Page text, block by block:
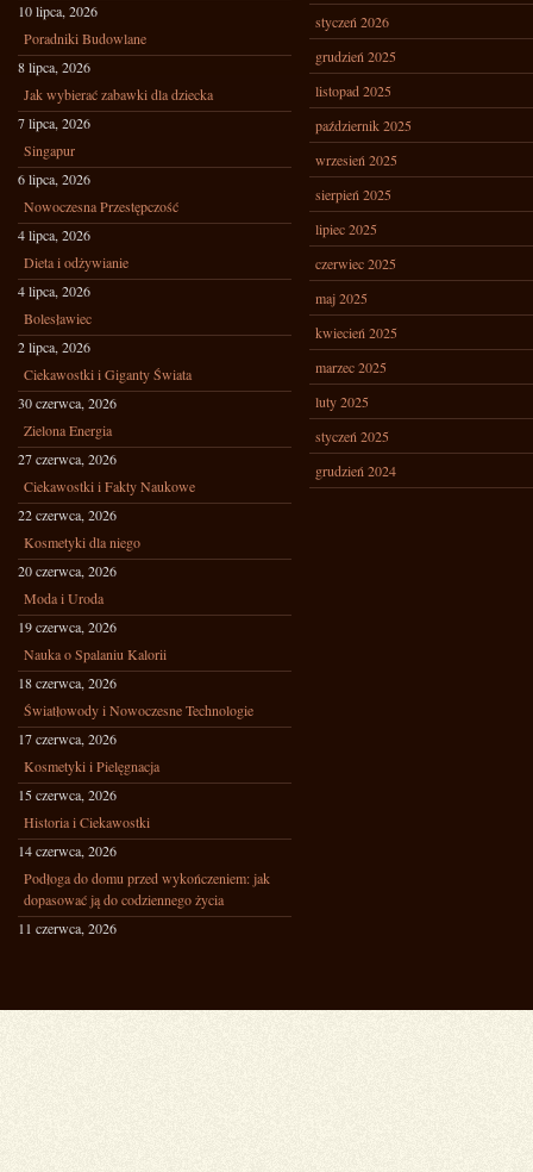
10 lipca, 2026
Poradniki Budowlane
8 lipca, 2026
Jak wybierać zabawki dla dziecka
7 lipca, 2026
Singapur
6 lipca, 2026
Nowoczesna Przestępczość
4 lipca, 2026
Dieta i odżywianie
4 lipca, 2026
Bolesławiec
2 lipca, 2026
Ciekawostki i Giganty Świata
30 czerwca, 2026
Zielona Energia
27 czerwca, 2026
Ciekawostki i Fakty Naukowe
22 czerwca, 2026
Kosmetyki dla niego
20 czerwca, 2026
Moda i Uroda
19 czerwca, 2026
Nauka o Spalaniu Kalorii
18 czerwca, 2026
Światłowody i Nowoczesne Technologie
17 czerwca, 2026
Kosmetyki i Pielęgnacja
15 czerwca, 2026
Historia i Ciekawostki
14 czerwca, 2026
Podłoga do domu przed wykończeniem: jak
dopasować ją do codziennego życia
11 czerwca, 2026
styczeń 2026
grudzień 2025
listopad 2025
październik 2025
wrzesień 2025
sierpień 2025
lipiec 2025
czerwiec 2025
maj 2025
kwiecień 2025
marzec 2025
luty 2025
styczeń 2025
grudzień 2024